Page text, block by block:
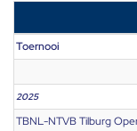
Toernooi
2025
TBNL-NTVB Tilburg